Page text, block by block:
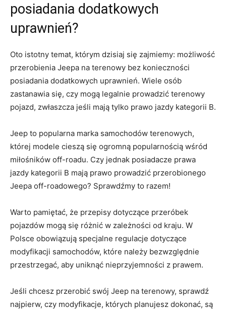
posiadania⁢ dodatkowych
uprawnień?
Oto ‍istotny temat, którym dzisiaj⁤ się zajmiemy: możliwość
przerobienia Jeepa na terenowy bez konieczności
posiadania⁤ dodatkowych uprawnień. Wiele osób
zastanawia ​się, czy mogą legalnie prowadzić terenowy
pojazd, zwłaszcza jeśli ‌mają tylko⁤ prawo jazdy kategorii B.
Jeep to popularna marka samochodów ⁤terenowych,
której modele cieszą się ogromną popularnością wśród
miłośników off-roadu. Czy jednak posiadacze ⁢prawa‍
jazdy ⁣kategorii B⁤ mają prawo prowadzić ‍przerobionego
Jeepa off-roadowego? Sprawdźmy to ‌razem!
Warto pamiętać, że‌ przepisy dotyczące⁣ przeróbek
pojazdów⁣ mogą się różnić w zależności od kraju. ⁢W
Polsce‌ obowiązują specjalne regulacje dotyczące
‍modyfikacji samochodów, które należy ‌bezwzględnie⁢
przestrzegać, aby uniknąć nieprzyjemności⁢ z ⁣prawem.
Jeśli chcesz przerobić swój Jeep na terenowy, sprawdź
najpierw, czy modyfikacje, których planujesz dokonać, są